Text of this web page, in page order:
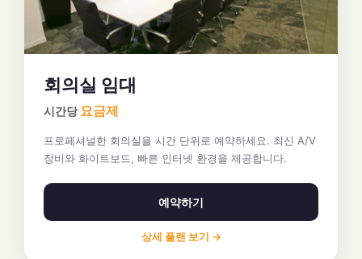
회의실 임대
시간당요금제
프로페셔널한 회의실을 시간 단위로 예약하세요. 최신 A/V
장비와 화이트보드, 빠른 인터넷 환경을 제공합니다.
예약하기
상세 플랜 보기 →